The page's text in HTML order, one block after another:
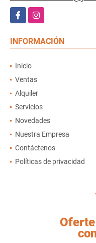
FacebookInstagram
INFORMACIÓN
Inicio
Ventas
Alquiler
Servicios
Novedades
Nuestra Empresa
Contáctenos
Políticas de privacidad